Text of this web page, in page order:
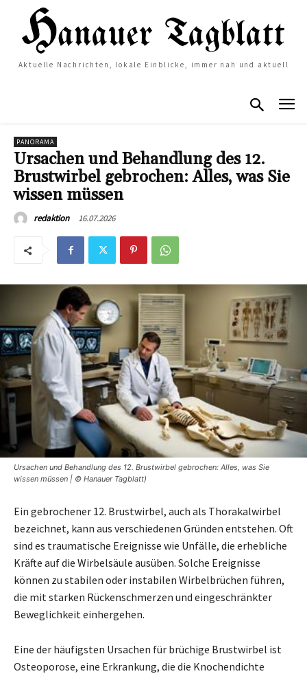
Aktuelle Nachrichten, lokale Einblicke, immer nah und aktuell
PANORAMA
Ursachen und Behandlung des 12.
Brustwirbel gebrochen: Alles, was Sie
wissen müssen
redaktion 16.07.2026
Ursachen und Behandlung des 12. Brustwirbel gebrochen: Alles, was Sie
wissen müssen | © Hanauer Tagblatt)
Ein gebrochener 12. Brustwirbel, auch als Thorakalwirbel
bezeichnet, kann aus verschiedenen Gründen entstehen. Oft
sind es traumatische Ereignisse wie Unfälle, die erhebliche
Kräfte auf die Wirbelsäule ausüben. Solche Ereignisse
können zu stabilen oder instabilen Wirbelbrüchen führen,
die mit starken Rückenschmerzen und eingeschränkter
Beweglichkeit einhergehen.
Eine der häufigsten Ursachen für brüchige Brustwirbel ist
Osteoporose, eine Erkrankung, die die Knochendichte